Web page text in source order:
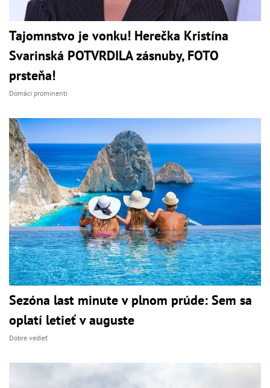
Tajomnstvo je vonku! Herečka Kristína
Svarinská POTVRDILA zásnuby, FOTO
prsteňa!
Domáci prominenti
Sezóna last minute v plnom prúde: Sem sa
oplatí letieť v auguste
Dobre vedieť